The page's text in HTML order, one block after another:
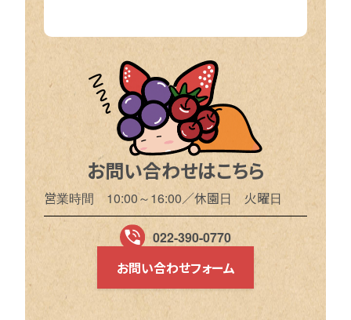
お問い合わせはこちら
営業時間 10:00～16:00／休園日 火曜日
022-390-0770
お問い合わせフォーム